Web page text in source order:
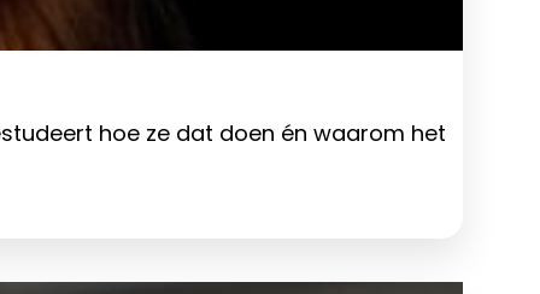
hoe ze dat doen én waarom het